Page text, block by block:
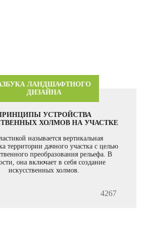
ЛАНДШАФТНОГО
ДИЗАЙНА
УСТРОЙСТВА
ХОЛМОВ НА УЧАСТКЕ
называется вертикальная
территории дачного участка с целью
преобразования рельефа. В
она включает в себя создание
искусственных холмов.
4267